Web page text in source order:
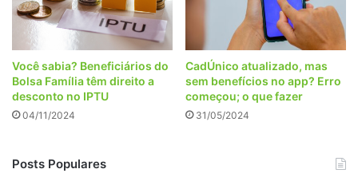
Você sabia? Beneficiários do
Bolsa Família têm direito a
desconto no IPTU
04/11/2024
CadÚnico atualizado, mas
sem benefícios no app? Erro
começou; o que fazer
31/05/2024
Posts Populares